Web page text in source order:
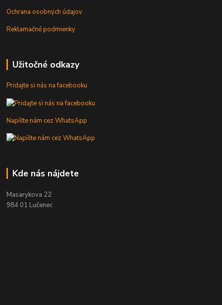
Ochrana osobných údajov
Reklamačné podmienky
Užitočné odkazy
Pridajte si nás na facebooku
Napíšte nám cez WhatsApp
Kde nás nájdete
Masarykova 22
984 01 Lučenec